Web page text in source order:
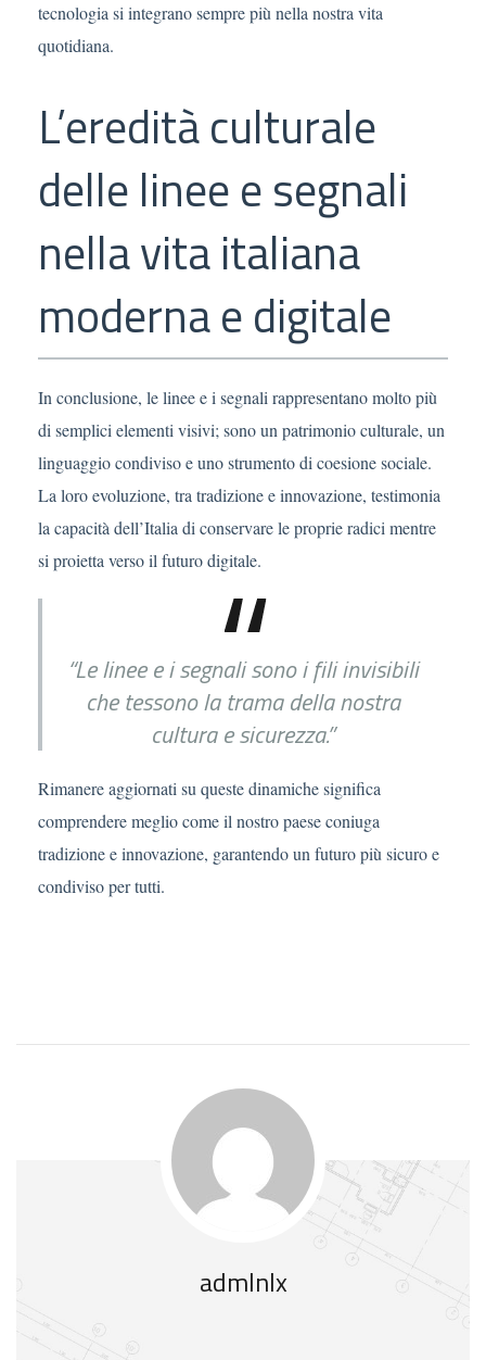
tecnologia si integrano sempre più nella nostra vita
quotidiana.
L’eredità culturale
delle linee e segnali
nella vita italiana
moderna e digitale
In conclusione, le linee e i segnali rappresentano molto più
di semplici elementi visivi; sono un patrimonio culturale, un
linguaggio condiviso e uno strumento di coesione sociale.
La loro evoluzione, tra tradizione e innovazione, testimonia
la capacità dell’Italia di conservare le proprie radici mentre
si proietta verso il futuro digitale.
“Le linee e i segnali sono i fili invisibili
che tessono la trama della nostra
cultura e sicurezza.”
Rimanere aggiornati su queste dinamiche significa
comprendere meglio come il nostro paese coniuga
tradizione e innovazione, garantendo un futuro più sicuro e
condiviso per tutti.
admlnlx